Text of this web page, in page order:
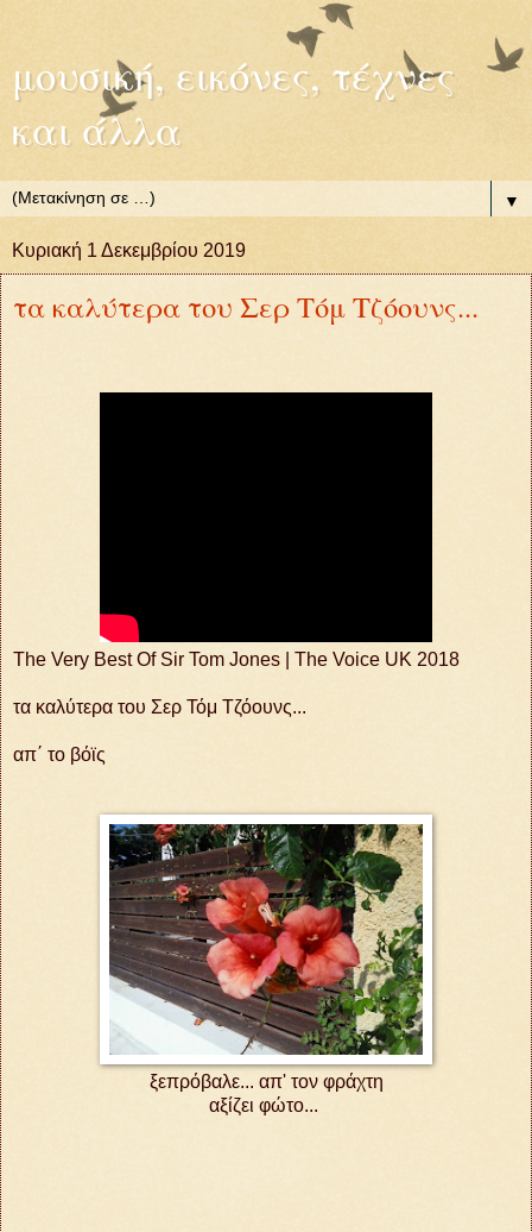
μουσική, εικόνες, τέχνες
και άλλα
▼
Κυριακή 1 Δεκεμβρίου 2019
τα καλύτερα του Σερ Τόμ Τζόουνς...
The Very Best Of Sir Tom Jones | The Voice UK 2018
τα καλύτερα του Σερ Τόμ Τζόουνς...
απ΄ το βόϊς
ξεπρόβαλε... απ' τον φράχτη
αξίζει φώτο...